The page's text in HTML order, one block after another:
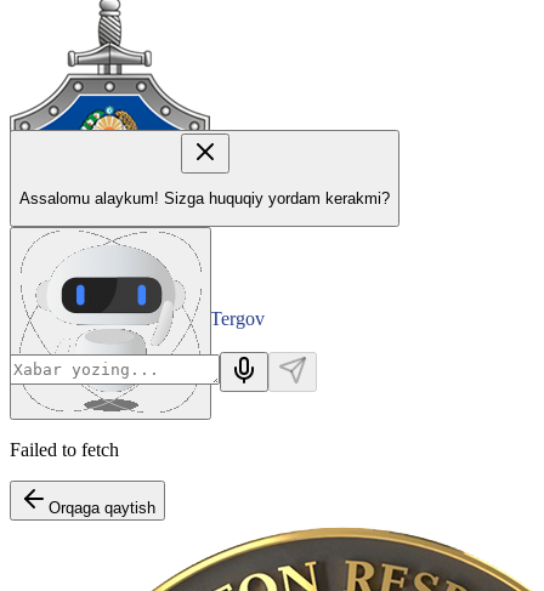
Tergov
Departamenti
Assalomu alaykum! Sizga huquqiy yordam kerakmi?
Failed to fetch
Orqaga qaytish